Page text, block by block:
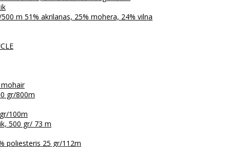
m 51% akrilanas, 25% mohera, 24% vilna
mohair
gr/800m
100m
500 gr/ 73 m
poliesteris 25 gr/112m